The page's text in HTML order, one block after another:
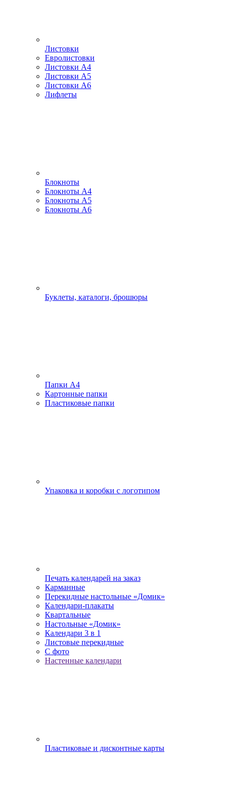
Листовки
Евролистовки
Листовки А4
Листовки А5
Листовки А6
Лифлеты
Блокноты
Блокноты А4
Блокноты А5
Блокноты А6
Буклеты, каталоги, брошюры
Папки А4
Картонные папки
Пластиковые папки
Упаковка и коробки с логотипом
Печать календарей на заказ
Карманные
Перекидные настольные «Домик»
Календари-плакаты
Квартальные
Настольные «Домик»
Календари 3 в 1
Листовые перекидные
С фото
Настенные календари
Пластиковые и дисконтные карты